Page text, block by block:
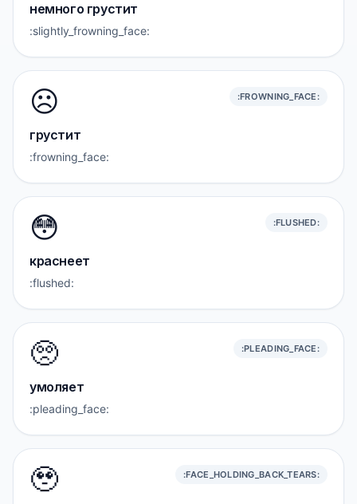
немного грустит
:slightly_frowning_face:
☹️ :FROWNING_FACE:
грустит
:frowning_face:
😳 :FLUSHED:
краснеет
:flushed:
🥺 :PLEADING_FACE:
умоляет
:pleading_face:
🥹 :FACE_HOLDING_BACK_TEARS: